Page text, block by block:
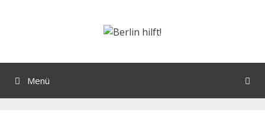
Menü